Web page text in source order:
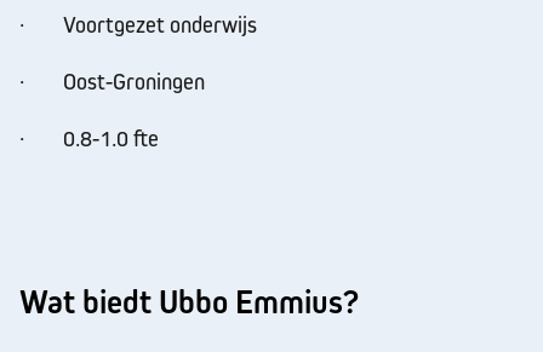
· Voortgezet onderwijs
· Oost-Groningen
· 0.8-1.0 fte
Wat biedt Ubbo Emmius?